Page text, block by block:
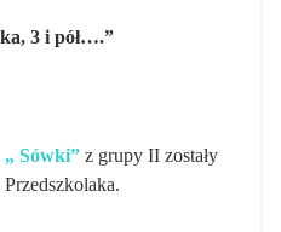
3 i pół….”
„ Sówki”z grupy II zostały